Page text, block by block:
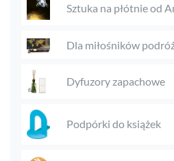
Sztuka na płótnie od
Dla miłośników
Dyfuzory zapachowe
Podpórki do książek